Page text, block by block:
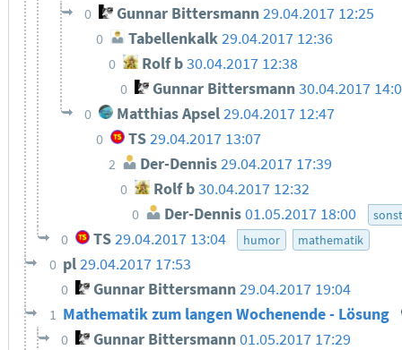
0 Gunnar Bittersmann29.04.2017 12:25
0 Tabellenkalk29.04.2017 12:36
0 Rolf b30.04.2017 12:38
0 Gunnar Bittersmann 30.04.2017
0 Matthias Apsel29.04.2017 12:47
0 TS29.04.2017 13:07
2 Der-Dennis29.04.2017 17:39
0 Rolf b30.04.2017 12:32
0 Der-Dennis01.05.2017 18:00
0 TS 29.04.2017 13:04 humor mathematik
0 pl29.04.2017 17:53
0 Gunnar Bittersmann 29.04.2017 19:04
1 Mathematik zum langen Wochenende - Lösung
0 Gunnar Bittersmann 01.05.2017 17:29